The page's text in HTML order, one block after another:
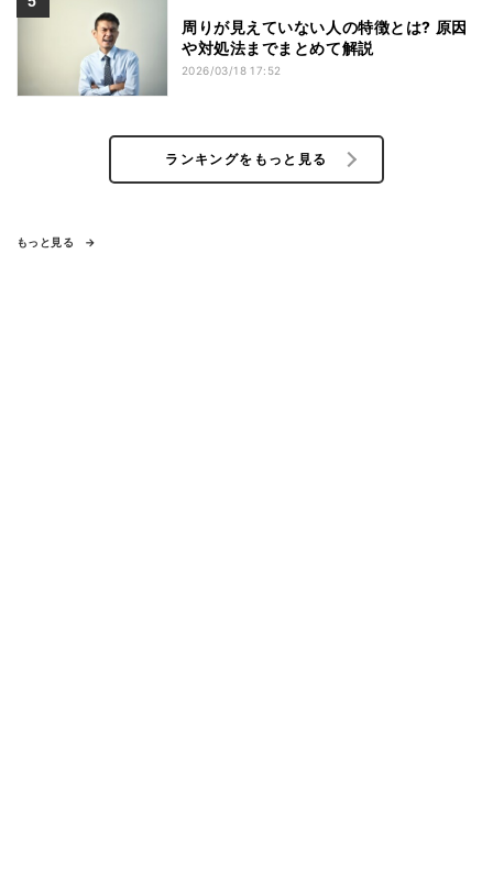
周りが見えていない人の特徴とは? 原因
や対処法までまとめて解説
2026/03/18 17:52
ランキングをもっと見る
もっと見る